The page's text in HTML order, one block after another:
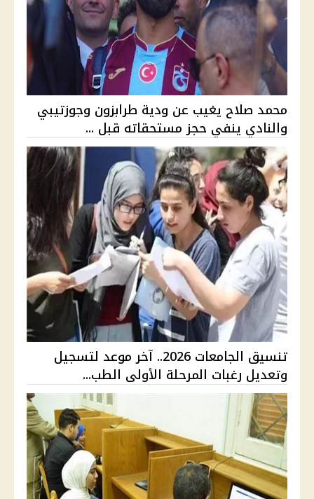
محمد صلاح يغيب عن ودية طرابزون وجوزتيبي
والنادي ينفي حجز مستحقاته قبل ...
تنسيق الجامعات 2026.. آخر موعد لتسجيل
وتعديل رغبات المرحلة الأولى الطب...